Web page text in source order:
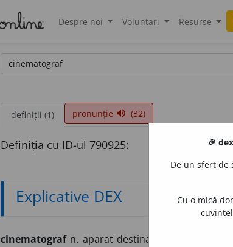
Despre noi Voluntari Resurse
definiții (1) pronunție volume_up (32)
Definiția cu ID-ul 790925:
Explicative DEX
cinematografn. aparat destinat a proiecta pe o
🎉
De un sfert de
Cu o mică